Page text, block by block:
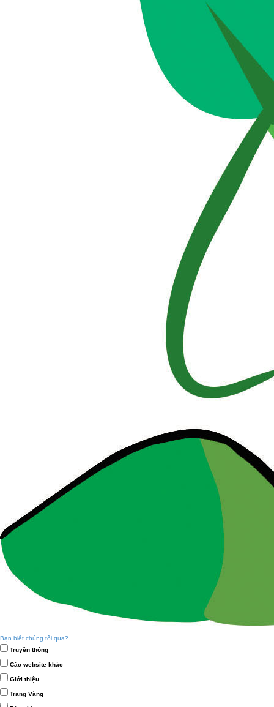
Bạn biết chúng tôi qua?
Truyền thông
Các website khác
Giới thiệu
Trang Vàng